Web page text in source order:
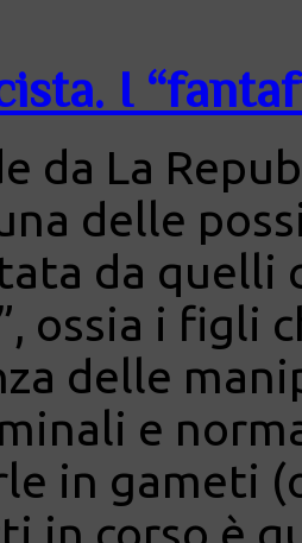
I
da La
delle
da quelli
ossia i figli
delle
e
in gameti